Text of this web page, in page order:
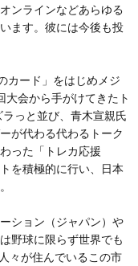
ンラインなどあらゆる
ます。彼には今後も投
カード」をはじめメジ
大会から手がけてきたト
っと並び、青木宣親氏
が代わる代わるトーク
った「トレカ応援
を積極的に行い、日本
ション（ジャパン）や
野球に限らず世界でも
々が住んでいるこの市